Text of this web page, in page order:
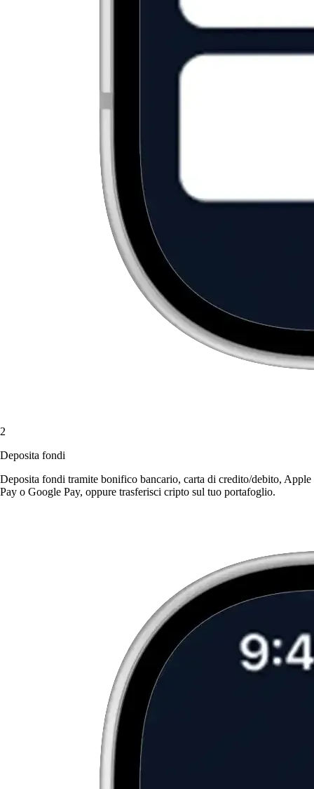
2
Deposita fondi
Deposita fondi tramite bonifico bancario, carta di credito/debito, Apple
Pay o Google Pay, oppure trasferisci cripto sul tuo portafoglio.